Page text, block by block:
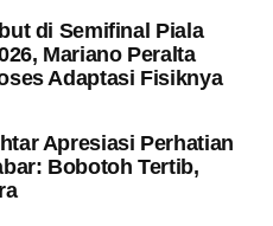
di Semifinal Piala
Mariano Peralta
Adaptasi Fisiknya
Apresiasi Perhatian
Bobotoh Tertib,